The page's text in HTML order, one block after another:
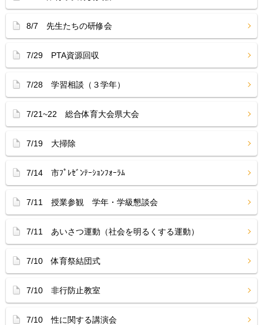
8/7 先生たちの研修会
7/29 PTA資源回収
7/28 学習相談（３学年）
7/21~22 総合体育大会県大会
7/19 大掃除
7/14 市ﾌﾟﾚｾﾞﾝﾃｰｼｮﾝﾌｫｰﾗﾑ
7/11 授業参観 学年・学級懇談会
7/11 あいさつ運動（社会を明るくする運動）
7/10 体育祭結団式
7/10 非行防止教室
7/10 性に関する講演会